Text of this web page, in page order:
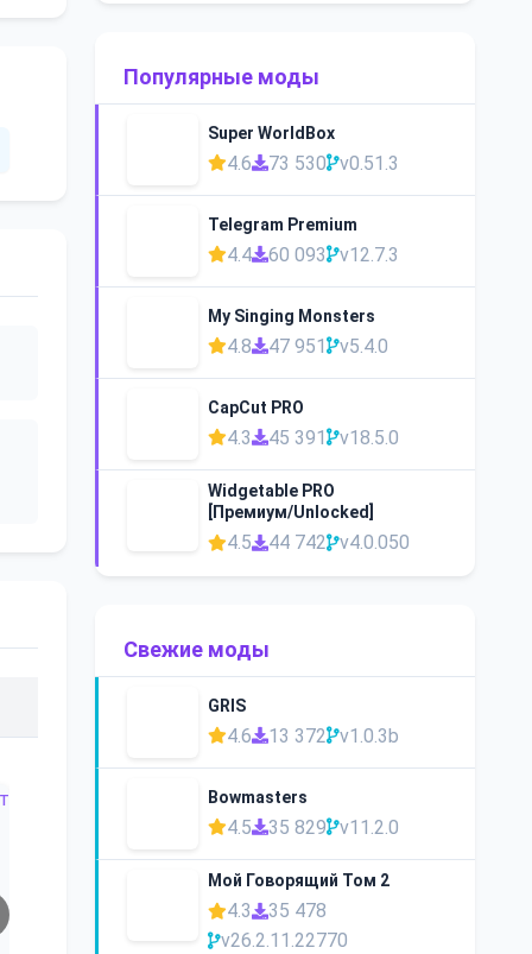
Популярные моды
Super WorldBox
4.6 73 530 v0.51.3
Telegram Premium
4.4 60 093 v12.7.3
My Singing Monsters
4.8 47 951 v5.4.0
CapCut PRO
4.3 45 391 v18.5.0
Widgetable PRO
[Премиум/Unlocked]
4.5 44 742 v4.0.050
Свежие моды
GRIS
4.6 13 372 v1.0.3b
Bowmasters
4.5 35 829 v11.2.0
Мой Говорящий Том 2
4.3
35 478
v26.2.11.22770